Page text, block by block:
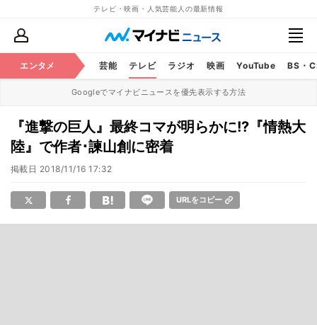
テレビ・映画・人気芸能人の最新情報
エンタメ 芸能 テレビ ラジオ 映画 YouTube BS・
Googleでマイナビニュースを優先表示する方法
『進撃の巨人』最終コマが明らかに!?『情熱大
陸』で作者･諫山創に密着
掲載日 2018/11/16 17:32
URLをコピー